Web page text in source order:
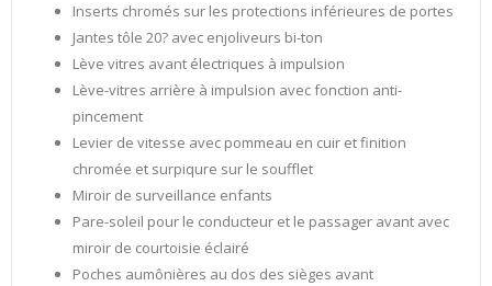
Inserts chromés sur les protections inférieures de portes
Jantes tôle 20? avec enjoliveurs bi-ton
Lève vitres avant électriques à impulsion
Lève-vitres arrière à impulsion avec fonction anti-
pincement
Levier de vitesse avec pommeau en cuir et finition
chromée et surpiqure sur le soufflet
Miroir de surveillance enfants
Pare-soleil pour le conducteur et le passager avant avec
miroir de courtoisie éclairé
Poches aumônières au dos des sièges avant